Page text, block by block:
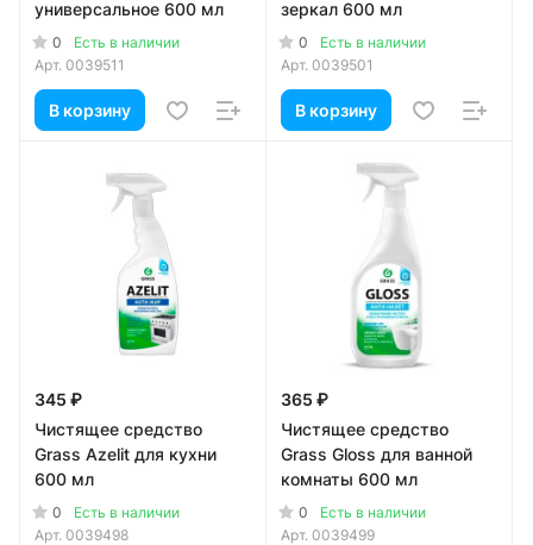
универсальное 600 мл
0
Есть в наличии
Арт. 0039511
В корзину
зеркал 600 мл
0
Есть в наличии
Арт. 0039501
В корзину
345 ₽
Чистящее средство
Grass Azelit для кухни
600 мл
0
Есть в наличии
Арт. 0039498
365 ₽
Чистящее средство
Grass Gloss для ванной
комнаты 600 мл
0
Есть в наличии
Арт. 0039499